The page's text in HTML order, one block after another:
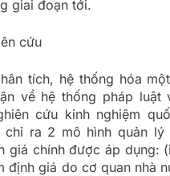
giai đoạn tới.
cứu
tích, hệ thống hóa
về hệ thống pháp luật
cứu kinh nghiệm
chỉ ra 2 mô hình quản lý
giá chính được áp dụng:
định giá do cơ quan nhà